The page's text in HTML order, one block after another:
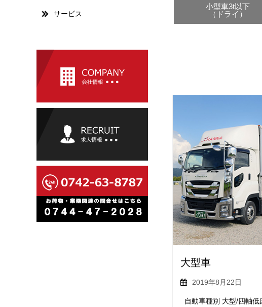
小型車3t以下
（ドライ）
大型車
2019年8月22日
自動車種別 大型/四軸低
サービス